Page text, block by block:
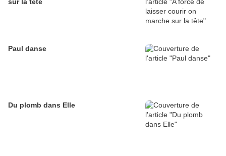
Paul danse
Du plomb dans Elle